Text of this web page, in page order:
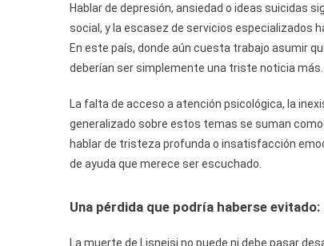
Hablar de depresión, ansiedad o ideas suicidas
social, y la escasez de servicios especializados
En este país, donde aún cuesta trabajo asumir
deberían ser simplemente una triste noticia más.
La falta de acceso a atención psicológica, la
generalizado sobre estos temas se suman
hablar de tristeza profunda o insatisfacción
de ayuda que merece ser escuchado.
Una pérdida que podría haberse
La muerte de Lisneisi no puede ni debe pasar